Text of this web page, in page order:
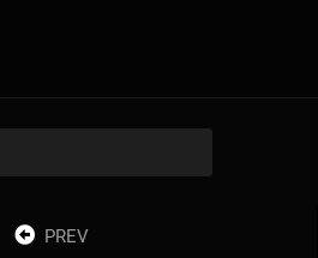
PREV